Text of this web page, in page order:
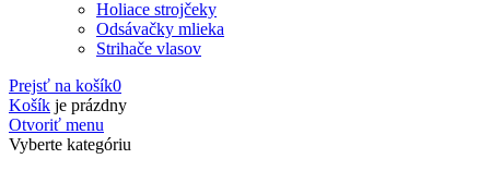
Holiace strojčeky
Odsávačky mlieka
Strihače vlasov
Prejsť na košík0
Košík je prázdny
Otvoriť menu
Vyberte kategóriu